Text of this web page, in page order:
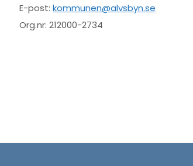
E-post:kommunen@alvsbyn.se
Org.nr: 212000-2734